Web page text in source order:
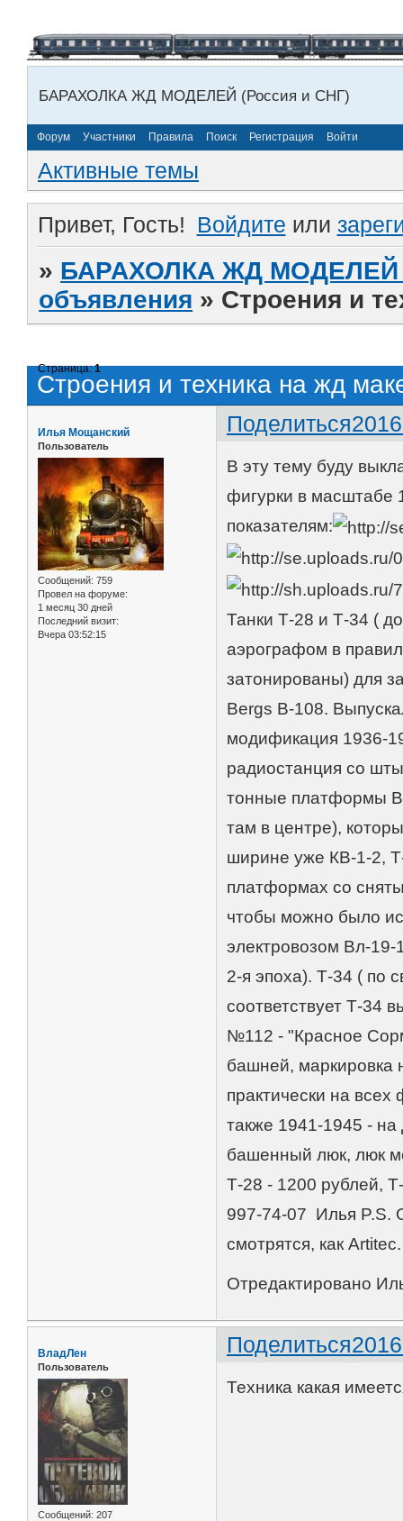
БАРАХОЛКА ЖД МОДЕЛЕЙ (Россия и СНГ)
Форум Участники Правила Поиск Регистрация Войти
Активные темы
Привет, Гость! Войдите или
» БАРАХОЛКА ЖД МОДЕЛЕЙ
объявления » Строения и
Строения и техника на жд
Страница:1
Поделиться
Илья Мощанский
Пользователь
Сообщений: 759
Провел на форуме:
1 месяц 30 дней
Последний визит:
Вчера 03:52:15
В эту тему буду
фигурки в масштабе
показателям:
Танки Т-28 и Т-34 (
аэрографом в
затонированы) для
Bergs B-108.
модификация 1936-
радиостанция со
тонные платформы
там в центре),
ширине уже КВ-1-2,
платформах со
чтобы можно было
электровозом Вл-
2-я эпоха). Т-34 ( по
соответствует Т-34
№112 - "Красное
башней, маркировка
практически на
также 1941-1945 -
башенный люк, люк
Т-28 - 1200 рублей,
997-74-07 Илья P.S.
смотрятся, как Artitec.
Отредактировано
Поделиться
ВладЛен
Пользователь
Сообщений: 207
Техника какая